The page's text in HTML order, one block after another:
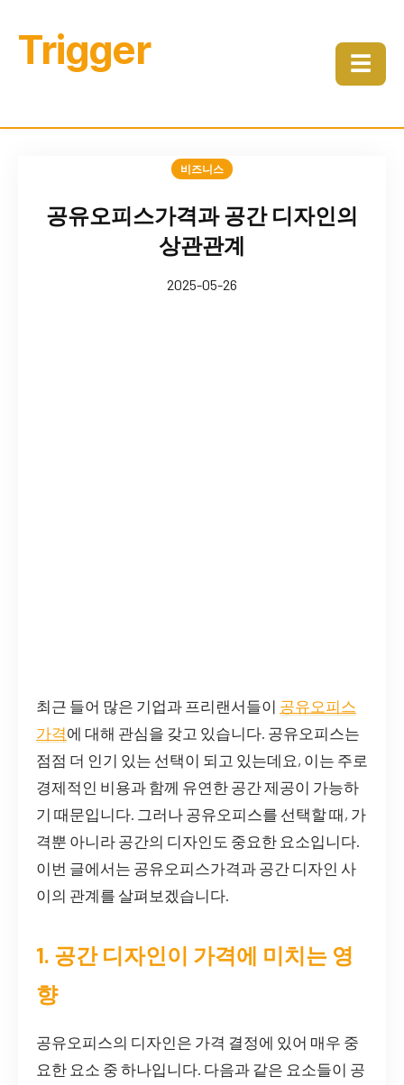
Trigger ☰
비즈니스
공유오피스가격과 공간 디자인의
상관관계
2025-05-26
최근 들어 많은 기업과 프리랜서들이 공유오피스
가격에 대해 관심을 갖고 있습니다. 공유오피스는
점점 더 인기 있는 선택이 되고 있는데요, 이는 주로
경제적인 비용과 함께 유연한 공간 제공이 가능하
기 때문입니다. 그러나 공유오피스를 선택할 때, 가
격뿐 아니라 공간의 디자인도 중요한 요소입니다.
이번 글에서는 공유오피스가격과 공간 디자인 사
이의 관계를 살펴보겠습니다.
1. 공간 디자인이 가격에 미치는 영
향
공유오피스의 디자인은 가격 결정에 있어 매우 중
요한 요소 중 하나입니다. 다음과 같은 요소들이 공